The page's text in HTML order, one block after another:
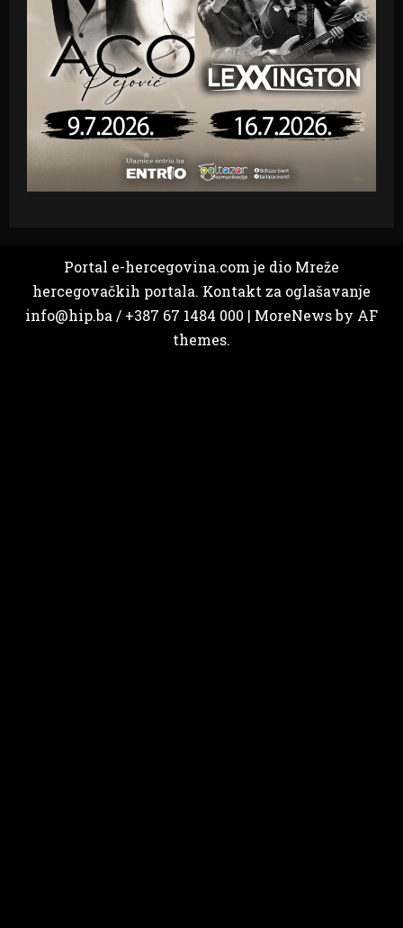
Portal e-hercegovina.com je dio Mreže
hercegovačkih portala. Kontakt za oglašavanje
info@hip.ba / +387 67 1484 000 | MoreNewsby AF
themes.